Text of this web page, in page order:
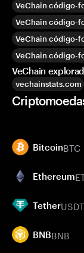
VeChain código-
VeChain código-
VeChain código-
VeChain código-
VeChain
vechainstats.com
BitcoinBTC
Ethereum
TetherUSDT
BNBBNB